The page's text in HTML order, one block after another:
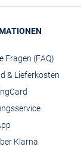
Fragen (FAQ)
& Lieferkosten
Klarna